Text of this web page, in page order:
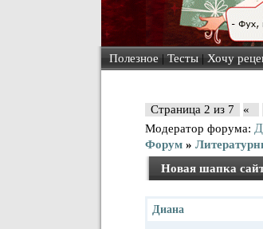
Полезное | Тесты | Хочу
Страница 2 из 7 «
Модератор форума:
Форум »
Новая шапка
Диана